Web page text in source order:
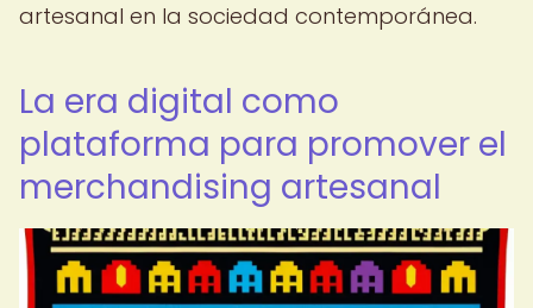
artesanal en la sociedad contemporánea.
La era digital como
plataforma para promover el
merchandising artesanal